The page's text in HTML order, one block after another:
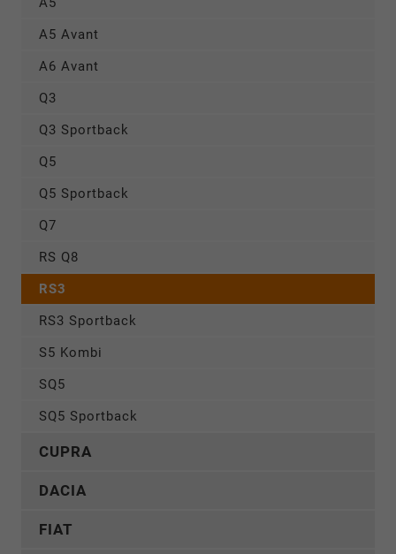
A5 Avant
A6 Avant
Q3
Q3 Sportback
Q5
Q5 Sportback
Q7
RS Q8
RS3
RS3 Sportback
S5 Kombi
SQ5
SQ5 Sportback
CUPRA
DACIA
FIAT